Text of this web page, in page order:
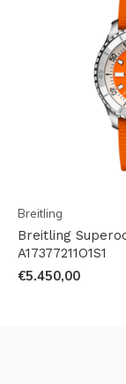
Breitling
Breitling
A17377211O1S1
€5.450,00